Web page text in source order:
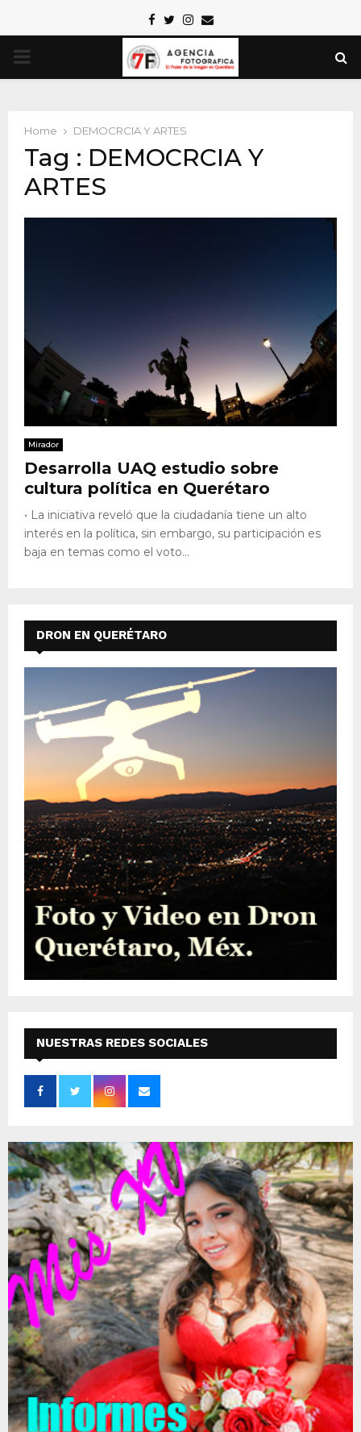
Facebook
TwitterInstagram
Email
PRIMARY
Home DEMOCRCIA Y ARTES
Tag : DEMOCRCIA Y
ARTES
Mirador
Desarrolla UAQ estudio sobre
cultura política en Querétaro
• La iniciativa reveló que la ciudadanía tiene un alto
interés en la política, sin embargo, su participación es
baja en temas como el voto...
DRON EN QUERÉTARO
NUESTRAS REDES SOCIALES